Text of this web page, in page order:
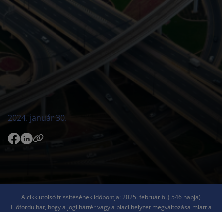
2024. január 30.
A cikk utolsó frissítésének időpontja: 2025. február 6. ( 546 napja)
Előfordulhat, hogy a jogi háttér vagy a piaci helyzet megváltozása miatt a